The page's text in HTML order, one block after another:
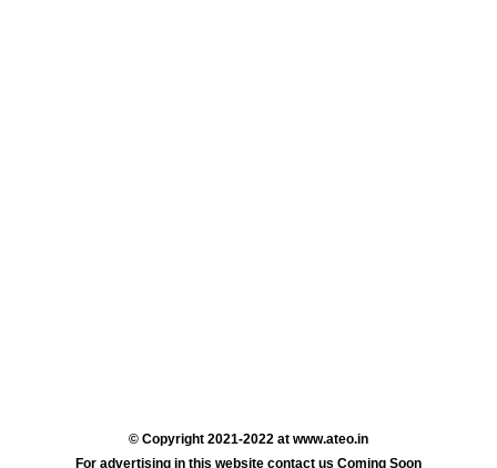
© Copyright 2021-2022 at www.ateo.in
For advertising in this website contact us Coming Soon